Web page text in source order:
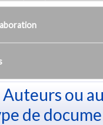
Auteurs ou
de